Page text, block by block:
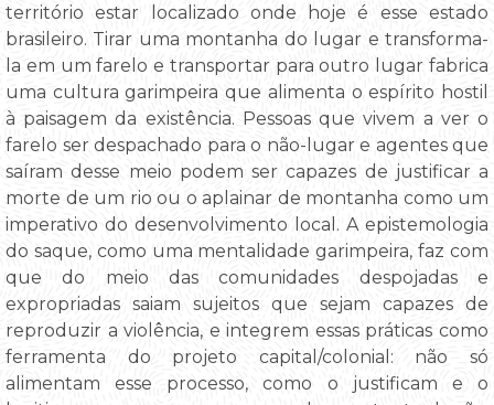
território estar localizado onde hoje é esse estado
brasileiro. Tirar uma montanha do lugar e transforma-
la em um farelo e transportar para outro lugar fabrica
uma cultura garimpeira que alimenta o espírito hostil
à paisagem da existência. Pessoas que vivem a ver o
farelo ser despachado para o não-lugar e agentes que
saíram desse meio podem ser capazes de justificar a
morte de um rio ou o aplainar de montanha como um
imperativo do desenvolvimento local. A epistemologia
do saque, como uma mentalidade garimpeira, faz com
que do meio das comunidades despojadas e
expropriadas saiam sujeitos que sejam capazes de
reproduzir a violência, e integrem essas práticas como
ferramenta do projeto capital/colonial: não só
alimentam esse processo, como o justificam e o